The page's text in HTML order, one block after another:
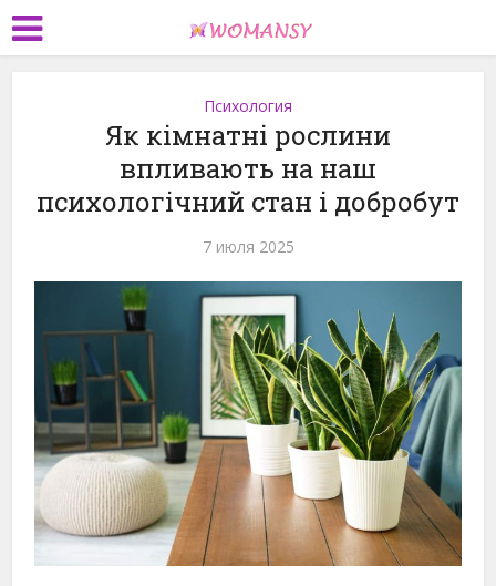
Психология
Як кімнатні рослини
впливають на наш
психологічний стан і добробут
7 июля 2025